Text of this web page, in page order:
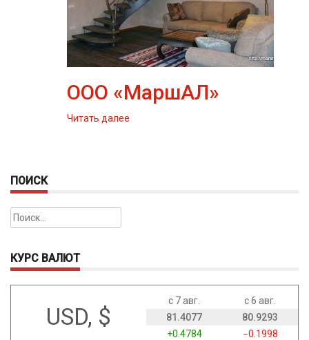
ООО «МаршАЛ»
Читать далее
ПОИСК
Найти:
КУРС ВАЛЮТ
USD, $
с 7 авг.
с 6 авг.
81.4077
80.9293
+0.4784
−0.1998